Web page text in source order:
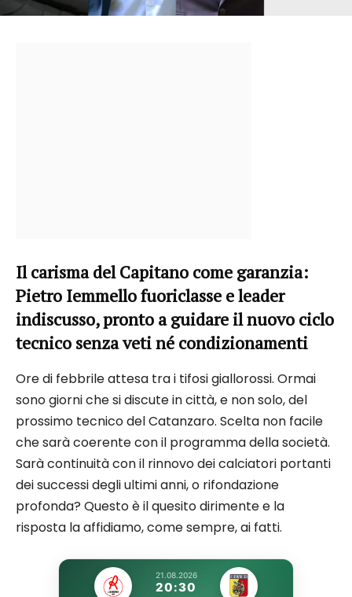
Il carisma del Capitano come garanzia:
Pietro Iemmello fuoriclasse e leader
indiscusso, pronto a guidare il nuovo ciclo
tecnico senza veti né condizionamenti
Ore di febbrile attesa tra i tifosi giallorossi. Ormai
sono giorni che si discute in città, e non solo, del
prossimo tecnico del Catanzaro. Scelta non facile
che sarà coerente con il programma della società.
Sarà continuità con il rinnovo dei calciatori portanti
dei successi degli ultimi anni, o rifondazione
profonda? Questo è il quesito dirimente e la
risposta la affidiamo, come sempre, ai fatti.
21.08.2026
20:30